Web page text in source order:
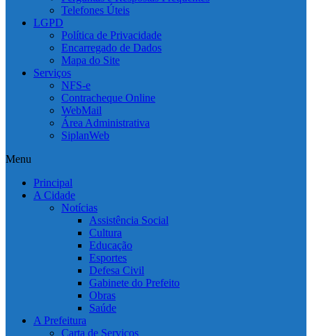
Telefones Úteis
LGPD
Política de Privacidade
Encarregado de Dados
Mapa do Site
Serviços
NFS-e
Contracheque Online
WebMail
Área Administrativa
SiplanWeb
Menu
Principal
A Cidade
Notícias
Assistência Social
Cultura
Educação
Esportes
Defesa Civil
Gabinete do Prefeito
Obras
Saúde
A Prefeitura
Carta de Serviços